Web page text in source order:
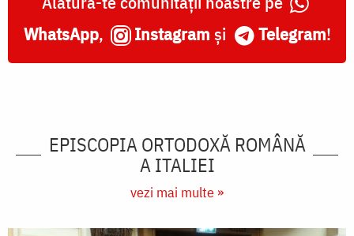
WhatsApp, Instagram și Telegram!
EPISCOPIA ORTODOXĂ ROMÂNĂ
A ITALIEI
vezi mai multe »